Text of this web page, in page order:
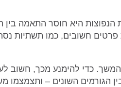
הנפוצות היא חוסר התאמה בין
פרטים חשובים, כמו תשתיות
כדי להימנע מכך, חשוב
הגורמים השונים – ותצמצמו